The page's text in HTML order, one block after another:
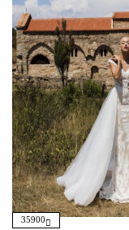
35900